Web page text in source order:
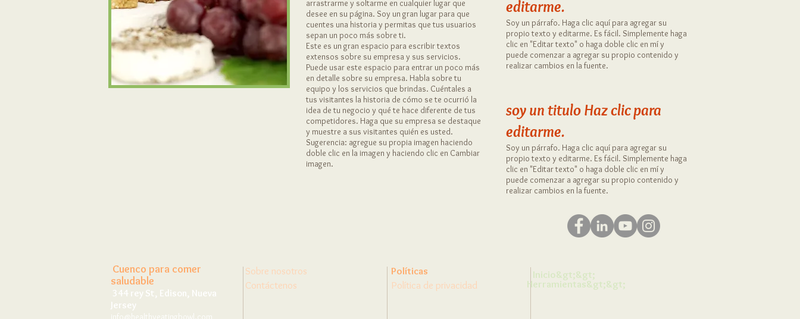
arrastrarme y soltarme en cualquier lugar que
desee en su página. Soy un gran lugar para que
cuentes una historia y permitas que tus usuarios
sepan un poco más sobre ti.
Este es un gran espacio para escribir textos
extensos sobre su empresa y sus servicios.
Puede usar este espacio para entrar un poco más
en detalle sobre su empresa. Habla sobre tu
equipo y los servicios que brindas. Cuéntales a
tus visitantes la historia de cómo se te ocurrió la
idea de tu negocio y qué te hace diferente de tus
competidores. Haga que su empresa se destaque
y muestre a sus visitantes quién es usted.
Sugerencia: agregue su propia imagen haciendo
doble clic en la imagen y haciendo clic en Cambiar
imagen.
editarme.
Soy un párrafo. Haga clic aquí para agregar su
propio texto y editarme. Es fácil. Simplemente haga
clic en "Editar texto" o haga doble clic en mí y
puede comenzar a agregar su propio contenido y
realizar cambios en la fuente.
soy un tituloHaz clic para
editarme.
Soy un párrafo. Haga clic aquí para agregar su
propio texto y editarme. Es fácil. Simplemente haga
clic en "Editar texto" o haga doble clic en mí y
puede comenzar a agregar su propio contenido y
realizar cambios en la fuente.
Cuenco para comer
saludable
344 rey St, Edison, Nueva
Jersey
info@healthyeatingbowl.com
Sobre nosotros
Contáctenos
Políticas
Política de privacidad
Inicio&gt;&gt;
Herramientas&gt;&gt;